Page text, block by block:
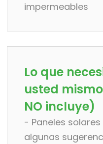
impermeables
Lo que
usted
NO incluye)
- Paneles
algunas